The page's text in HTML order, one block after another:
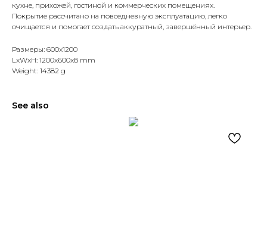
кухне, прихожей, гостиной и коммерческих помещениях.
Покрытие рассчитано на повседневную эксплуатацию, легко
очищается и помогает создать аккуратный, завершённый интерьер.
Размеры: 600x1200
LxWxH: 1200x600x8 mm
Weight: 14382 g
See also